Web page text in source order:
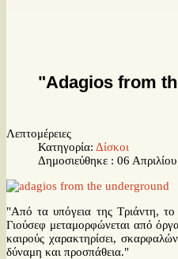
"Adagios from
Λεπτομέρειες
Κατηγορία: Δίσκοι
Δημοσιεύθηκε : 06
"Από τα υπόγεια της Τριάντη,
Γιούσεφ μεταμορφώνεται από
καιρούς χαρακτηρίσει,
δύναμη και προσπάθεια."